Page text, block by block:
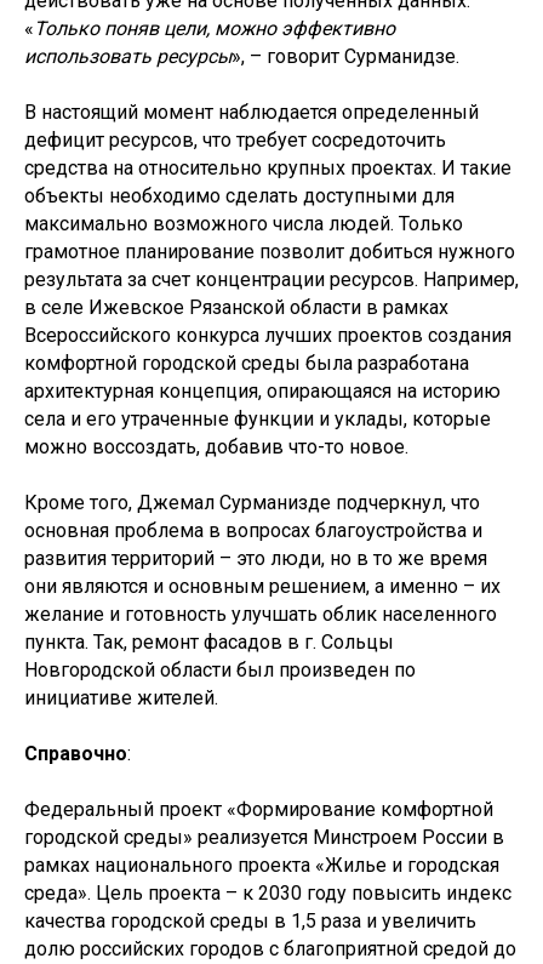
« Только поняв цели, можно эффективно
использовать ресурсы», – говорит Сурманидзе.
В настоящий момент наблюдается определенный
дефицит ресурсов, что требует сосредоточить
средства на относительно крупных проектах. И такие
объекты необходимо сделать доступными для
максимально возможного числа людей. Только
грамотное планирование позволит добиться нужного
результата за счет концентрации ресурсов. Например,
в селе Ижевское Рязанской области в рамках
Всероссийского конкурса лучших проектов создания
комфортной городской среды была разработана
архитектурная концепция, опирающаяся на историю
села и его утраченные функции и уклады, которые
можно воссоздать, добавив что-то новое.
Кроме того, Джемал Сурманизде подчеркнул, что
основная проблема в вопросах благоустройства и
развития территорий – это люди, но в то же время
они являются и основным решением, а именно – их
желание и готовность улучшать облик населенного
пункта. Так, ремонт фасадов в г. Сольцы
Новгородской области был произведен по
инициативе жителей.
Справочно:
Федеральный проект «Формирование комфортной
городской среды» реализуется Минстроем России в
рамках национального проекта «Жилье и городская
среда». Цель проекта – к 2030 году повысить индекс
качества городской среды в 1,5 раза и увеличить
долю российских городов с благоприятной средой до